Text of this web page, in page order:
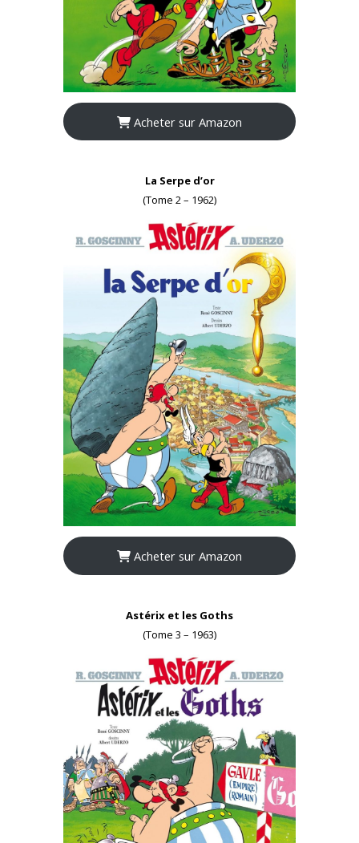
Acheter sur Amazon
La Serpe d’or
(Tome 2 – 1962)
Acheter sur Amazon
Astérix et les Goths
(Tome 3 – 1963)